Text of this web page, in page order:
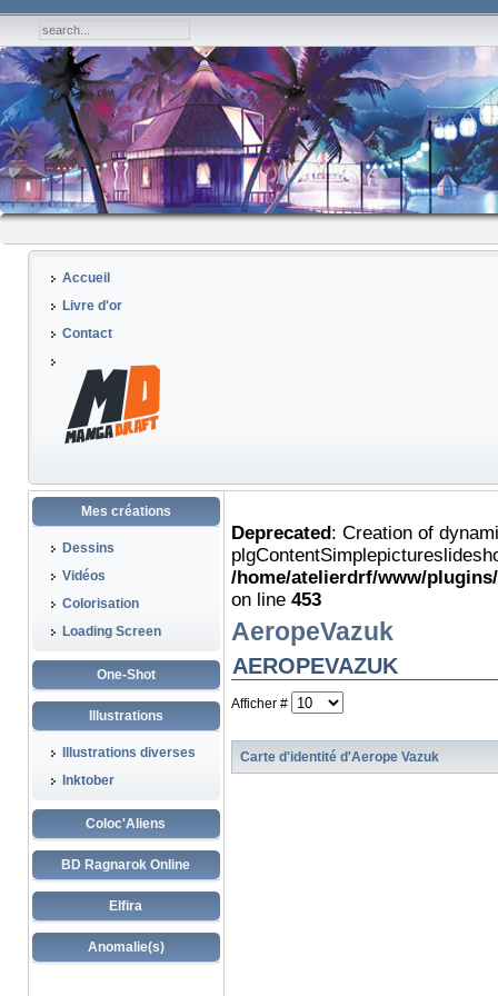
Accueil
Livre d'or
Contact
Mes créations
Dessins
Vidéos
Colorisation
Loading Screen
One-Shot
Illustrations
Illustrations diverses
Inktober
Coloc'Aliens
BD Ragnarok Online
Elfira
Anomalie(s)
Deprecated: Creation of
/home/atelierdrf/www/
on line 453
AeropeVazuk
AEROPEVAZUK
Afficher #
Carte d'identité d'Aerope Vazuk